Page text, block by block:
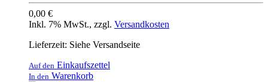
0,00 €
Inkl. 7% MwSt., zzgl. Versandkosten
Lieferzeit: Siehe Versandseite
Auf den Einkaufszettel
In den Warenkorb